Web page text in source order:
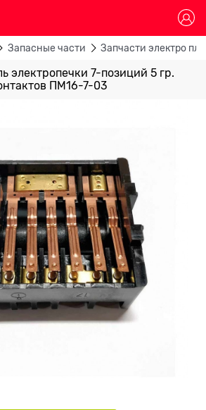
Запасные части Запчасти электро
электропечки 7-позиций 5 гр.
ПМ16-7-03